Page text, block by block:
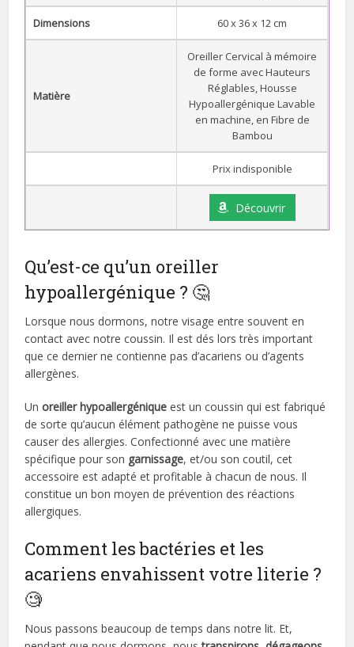
Dimensions 60 x 36 x 12 cm
Matière
Oreiller Cervical à mémoire
de forme avec Hauteurs
Réglables, Housse
Hypoallergénique Lavable
en machine, en Fibre de
Bambou
Prix indisponible
Découvrir
Qu’est-ce qu’un oreiller
hypoallergénique ? 🤔
Lorsque nous dormons, notre visage entre souvent en
contact avec notre coussin. Il est dés lors très important
que ce dernier ne contienne pas d’acariens ou d’agents
allergènes.
Unoreiller hypoallergénique est un coussin qui est fabriqué
de sorte qu’aucun élément pathogène ne puisse vous
causer des allergies. Confectionné avec une matière
spécifique pour son garnissage, et/ou son coutil, cet
accessoire est adapté et profitable à chacun de nous. Il
constitue un bon moyen de prévention des réactions
allergiques.
Comment les bactéries et les
acariens envahissent votre literie ?
🧐
Nous passons beaucoup de temps dans notre lit. Et,